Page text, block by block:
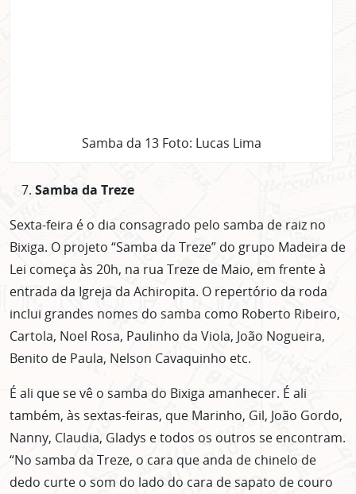
Samba da 13 Foto: Lucas Lima
Samba da Treze
Sexta-feira é o dia consagrado pelo samba de raiz no
Bixiga. O projeto “Samba da Treze” do grupo Madeira de
Lei começa às 20h, na rua Treze de Maio, em frente à
entrada da Igreja da Achiropita. O repertório da roda
inclui grandes nomes do samba como Roberto Ribeiro,
Cartola, Noel Rosa, Paulinho da Viola, João Nogueira,
Benito de Paula, Nelson Cavaquinho etc.
É ali que se vê o samba do Bixiga amanhecer. É ali
também, às sextas-feiras, que Marinho, Gil, João Gordo,
Nanny, Claudia, Gladys e todos os outros se encontram.
“No samba da Treze, o cara que anda de chinelo de
dedo curte o som do lado do cara de sapato de couro